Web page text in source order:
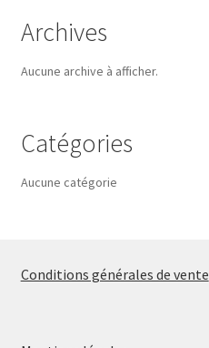
Archives
Aucune archive à afficher.
Catégories
Aucune catégorie
Conditions générales de vente